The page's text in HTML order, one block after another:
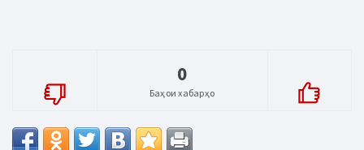
0
Баҳои хабарҳо